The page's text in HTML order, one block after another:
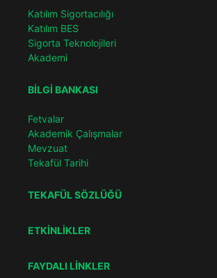
Katılım Sigortacılığı
Katılım BES
Sigorta Teknolojileri
Akademi
BİLGİ BANKASI
Fetvalar
Akademik Çalışmalar
Mevzuat
Tekafül Tarihi
TEKAFÜL SÖZLÜĞÜ
ETKİNLİKLER
FAYDALI LİNKLER